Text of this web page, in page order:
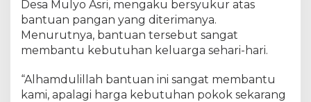
Desa Mulyo Asri, mengaku bersyukur atas
bantuan pangan yang diterimanya.
Menurutnya, bantuan tersebut sangat
membantu kebutuhan keluarga sehari-hari.
“Alhamdulillah bantuan ini sangat membantu
kami, apalagi harga kebutuhan pokok sekarang